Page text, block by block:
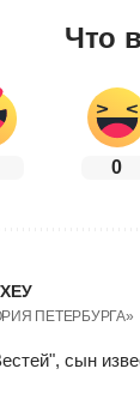
Что
0
ПЕТЕРБУРГА»
сын